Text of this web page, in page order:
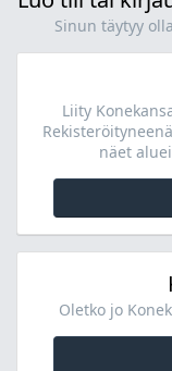
Sinun täytyy
Liity
näet
Oletko jo